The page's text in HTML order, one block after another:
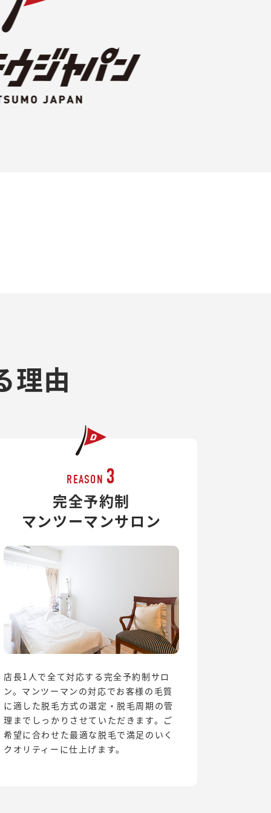
理由
REASON 3
完全予約制
マンツーマンサロン
店長1人で全て対応する完全予約制サロ
ン。マンツーマンの対応でお客様の毛質
に適した脱毛方式の選定・脱毛周期の管
理までしっかりさせていただきます。ご
希望に合わせた最適な脱毛で満足のいく
クオリティーに仕上げます。